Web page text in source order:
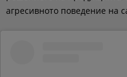
агресивното поведение на